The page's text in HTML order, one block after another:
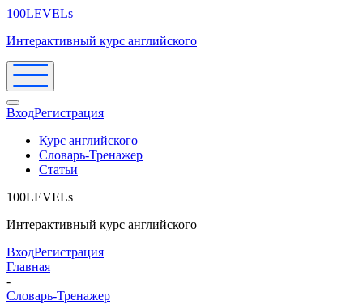
100LEVELs
Интерактивный курс английского
ВходРегистрация
Курс английского
Словарь-Тренажер
Статьи
100LEVELs
Интерактивный курс английского
ВходРегистрация
Главная
-
Словарь-Тренажер